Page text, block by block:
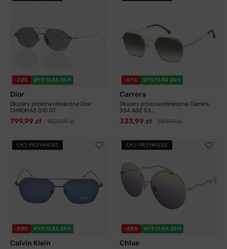
-22% WYSYŁKA 24H
Dior
Okulary przeciwsłoneczne Dior
CHROMA3 010 0T
799,99 zł 1021,99 zł
-57% WYSYŁKA 24H
Carrera
Okulary przeciwsłoneczne Carrera
334 AOZ 53...
333,99 zł 769,99 zł
PRZYMIERZ
-53% WYSYŁKA 24H
Calvin Klein
PRZYMIERZ
-28% WYSYŁKA 24H
Chloe